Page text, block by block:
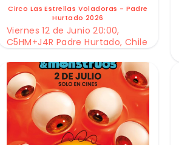
Circo Las Estrellas Voladoras - Padre
Hurtado 2026
Viernes 12 de Junio 20:00,
C5HM+J4R Padre Hurtado, Chile